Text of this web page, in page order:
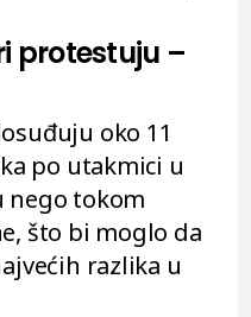
protestuju –
oko 11
po utakmici u
nego tokom
što bi moglo da
razlika u